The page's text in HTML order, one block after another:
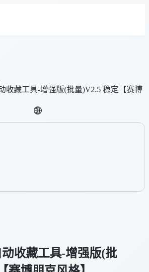
收藏工具-增强版(批量)V2.5 稳定【赛博
收藏工具-增强版(批